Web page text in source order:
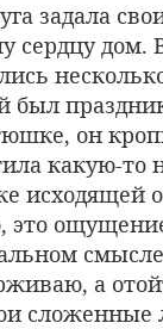
задала
сердцу дом.
был
он
какую-то
исходящей
это
а
сложенные